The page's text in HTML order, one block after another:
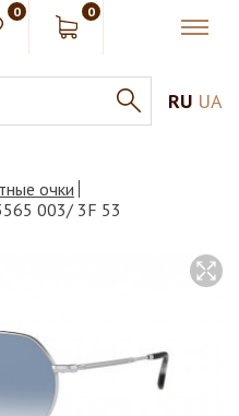
0 0
RU UA
очки
003/ 3F 53